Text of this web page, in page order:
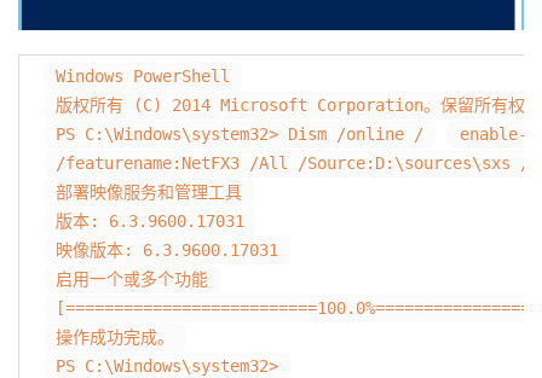
Windows PowerShell
版权所有 (C) 2014 Microsoft Corporation。保留所有权
PS C:\Windows\system32> Dism /online /
enable-
/featurename:NetFX3 /All /Source:D:\sources\sxs /
部署映像服务和管理工具
版本: 6.3.9600.17031
映像版本: 6.3.9600.17031
启用一个或多个功能
操作成功完成。
PS C:\Windows\system32>